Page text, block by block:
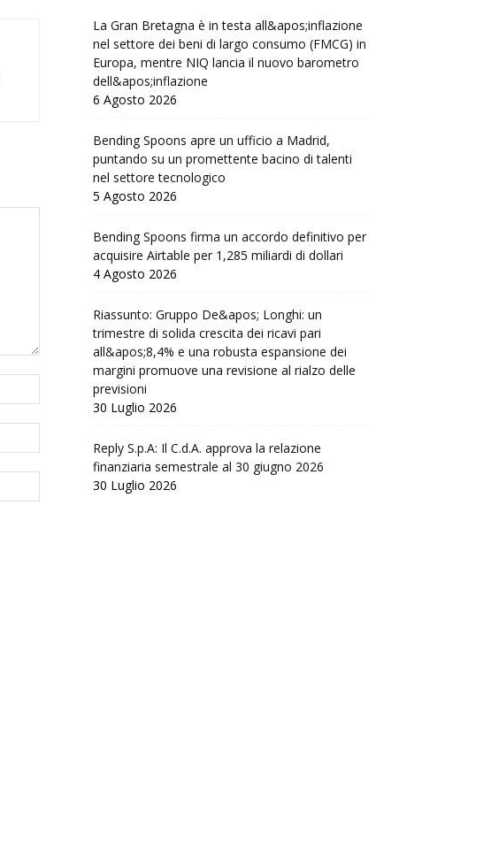
La Gran Bretagna è in testa all&apos;inflazione
nel settore dei beni di largo consumo (FMCG) in
Europa, mentre NIQ lancia il nuovo barometro
dell&apos;inflazione
6 Agosto 2026
Bending Spoons apre un ufficio a Madrid,
puntando su un promettente bacino di talenti
nel settore tecnologico
5 Agosto 2026
Bending Spoons firma un accordo definitivo per
acquisire Airtable per 1,285 miliardi di dollari
4 Agosto 2026
Riassunto: Gruppo De&apos; Longhi: un
trimestre di solida crescita dei ricavi pari
all&apos;8,4% e una robusta espansione dei
margini promuove una revisione al rialzo delle
previsioni
30 Luglio 2026
Reply S.p.A: Il C.d.A. approva la relazione
finanziaria semestrale al 30 giugno 2026
30 Luglio 2026